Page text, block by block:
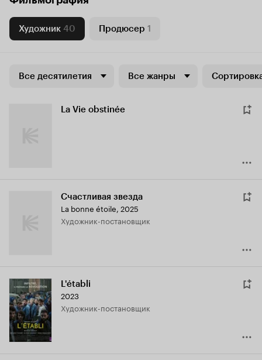
Художник 40 Продюсер 1
Все десятилетия Все жанры
La Vie obstinée
Счастливая звезда
La bonne étoile, 2025
Художник-постановщик
L'établi
2023
Художник-постановщик